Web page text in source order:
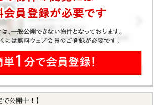
で公開中！】